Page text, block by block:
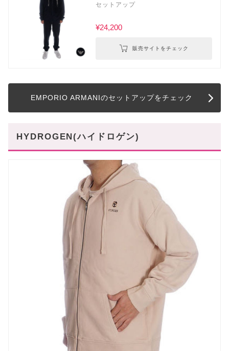
セットアップ
¥24,200
販売サイトをチェック
EMPORIO ARMANIのセットアップをチェック
HYDROGEN(ハイドロゲン)